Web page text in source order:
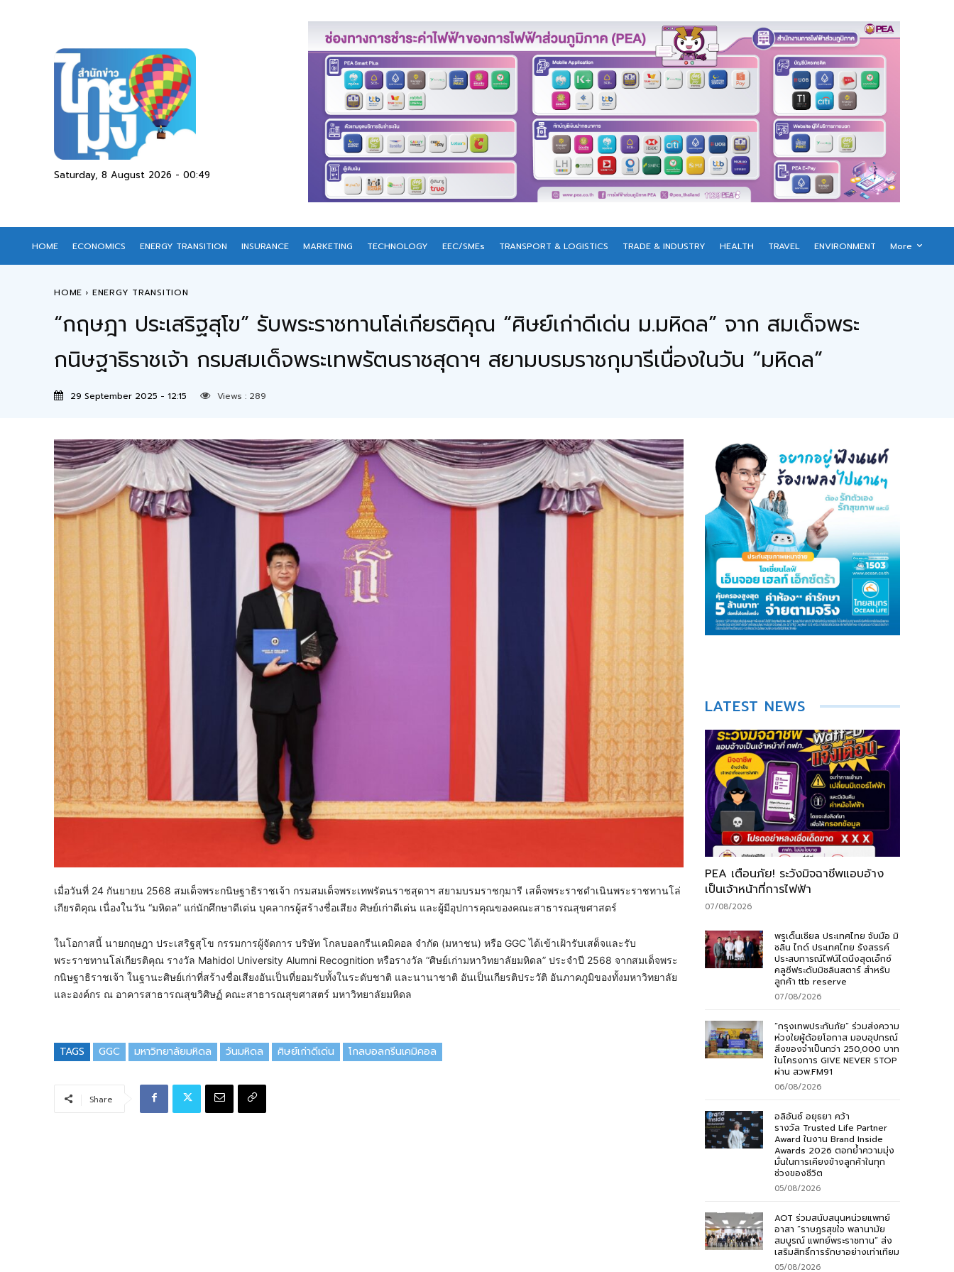
Saturday, 8 August 2026 - 00:49
HOME ECONOMICS ENERGY TRANSITION INSURANCE MARKETING TECHNOLOGY EEC/SMEs TRANSPORT & LOGISTICS TRADE & INDUSTRY HEALTH TRAVEL ENVIRONMENT More
HOME ENERGY TRANSITION
“กฤษฎา ประเสริฐสุโข” รับพระราชทานโล่เกียรติคุณ “ศิษย์เก่าดีเด่น ม.มหิดล” จาก สมเด็จพระ
กนิษฐาธิราชเจ้า กรมสมเด็จพระเทพรัตนราชสุดาฯ สยามบรมราชกุมารีเนื่องในวัน “มหิดล”
29 September 2025 - 12:15 Views : 289
เมื่อวันที่ 24 กันยายน 2568 สมเด็จพระกนิษฐาธิราชเจ้า กรมสมเด็จพระเทพรัตนราชสุดาฯ สยามบรมราชกุมารี เสด็จพระราชดำเนินพระราชทานโล่
เกียรติคุณ เนื่องในวัน “มหิดล” แก่นักศึกษาดีเด่น บุคลากรผู้สร้างชื่อเสียง ศิษย์เก่าดีเด่น และผู้มีอุปการคุณของคณะสาธารณสุขศาสตร์
ในโอกาสนี้ นายกฤษฎา ประเสริฐสุโข กรรมการผู้จัดการ บริษัท โกลบอลกรีนเคมิคอล จำกัด (มหาชน) หรือ GGC ได้เข้าเฝ้ารับเสด็จและรับ
พระราชทานโล่เกียรติคุณ รางวัล Mahidol University Alumni Recognition หรือรางวัล “ศิษย์เก่ามหาวิทยาลัยมหิดล” ประจำปี 2568 จากสมเด็จพระ
กนิษฐาธิราชเจ้า ในฐานะศิษย์เก่าที่สร้างชื่อเสียงอันเป็นที่ยอมรับทั้งในระดับชาติ และนานาชาติ อันเป็นเกียรติประวัติ อันภาคภูมิของทั้งมหาวิทยาลัย
และองค์กร ณ อาคารสาธารณสุขวิศิษฏ์ คณะสาธารณสุขศาสตร์ มหาวิทยาลัยมหิดล
TAGS GGC มหาวิทยาลัยมหิดล วันมหิดล ศิษย์เก่าดีเด่น โกลบอลกรีนเคมิคอล
Share
LATEST NEWS
PEA เตือนภัย! ระวังมิจฉาชีพแอบอ้าง
เป็นเจ้าหน้าที่การไฟฟ้า
07/08/2026
พรูเด็นเชียล ประเทศไทย จับมือ มิ
ชลิน ไกด์ ประเทศไทย รังสรรค์
ประสบการณ์ไฟน์ไดนิ่งสุดเอ็กซ์
คลูซีฟระดับมิชลินสตาร์ สำหรับ
ลูกค้า ttb reserve
07/08/2026
“กรุงเทพประกันภัย” ร่วมส่งความ
ห่วงใยผู้ด้อยโอกาส มอบอุปกรณ์
สิ่งของจำเป็นกว่า 250,000 บาท
ในโครงการ GIVE NEVER STOP
ผ่าน สวพ.FM91
06/08/2026
อลิอันซ์ อยุธยา คว้า
รางวัล Trusted Life Partner
Award ในงาน Brand Inside
Awards 2026 ตอกย้ำความมุ่ง
มั่นในการเคียงข้างลูกค้าในทุก
ช่วงของชีวิต
05/08/2026
AOT ร่วมสนับสนุนหน่วยแพทย์
อาสา “ราษฎรสุขใจ พลานามัย
สมบูรณ์ แพทย์พระราชทาน” ส่ง
เสริมสิทธิ์การรักษาอย่างเท่าเทียม
05/08/2026